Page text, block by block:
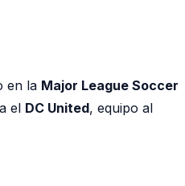
en la Major League Soccer
el DC United, equipo al